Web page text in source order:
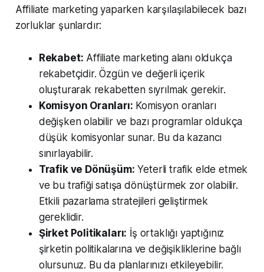
Affiliate marketing yaparken karşılaşılabilecek bazı
zorluklar şunlardır:
Rekabet: Affiliate marketing alanı oldukça
rekabetçidir. Özgün ve değerli içerik
oluşturarak rekabetten sıyrılmak gerekir.
Komisyon Oranları: Komisyon oranları
değişken olabilir ve bazı programlar oldukça
düşük komisyonlar sunar. Bu da kazancı
sınırlayabilir.
Trafik ve Dönüşüm: Yeterli trafik elde etmek
ve bu trafiği satışa dönüştürmek zor olabilir.
Etkili pazarlama stratejileri geliştirmek
gereklidir.
Şirket Politikaları: İş ortaklığı yaptığınız
şirketin politikalarına ve değişikliklerine bağlı
olursunuz. Bu da planlarınızı etkileyebilir.